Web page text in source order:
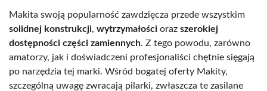
Makita swoją popularność zawdzięcza przede wszystkim
solidnej konstrukcji, wytrzymałości oraz szerokiej
dostępności części zamiennych. Z tego powodu, zarówno
amatorzy, jak i doświadczeni profesjonaliści chętnie sięgają
po narzędzia tej marki. Wśród bogatej oferty Makity,
szczególną uwagę zwracają pilarki, zwłaszcza te zasilane